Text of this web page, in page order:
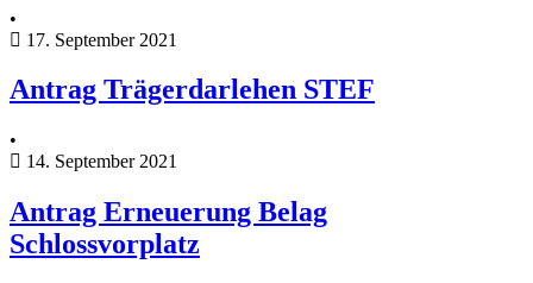
•
17. September 2021
Antrag Trägerdarlehen STEF
•
14. September 2021
Antrag Erneuerung Belag
Schlossvorplatz